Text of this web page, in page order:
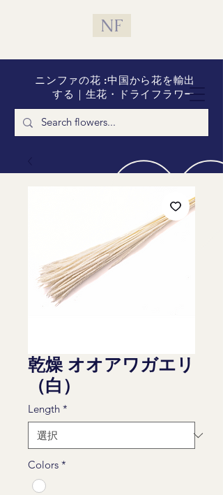
ニンファの花 :中国から花を輸出
する｜生花・ドライフラワー
NF
乾燥 オオアワガエリ
（白）
Length *
Colors *